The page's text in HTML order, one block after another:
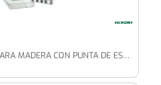
JUEGO DE BROCAS PARA MADERA CON PUNTA DE ESPIGA (5 PIEZAS) 1/4" HEXAGONAL 4/5/6/8/10 MM